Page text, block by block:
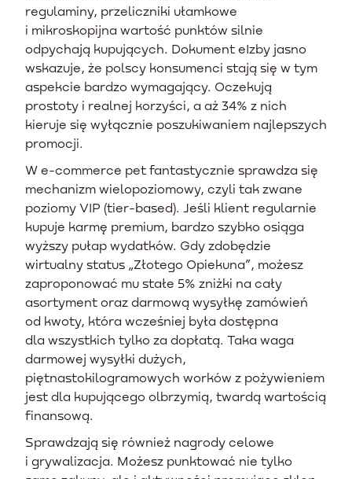
regulaminy, przeliczniki ułamkowe
i mikroskopijna wartość punktów silnie
odpychają kupujących. Dokument eIzby jasno
wskazuje, że polscy konsumenci stają się w tym
aspekcie bardzo wymagający. Oczekują
prostoty i realnej korzyści, a aż 34% z nich
kieruje się wyłącznie poszukiwaniem najlepszych
promocji.
W e-commerce pet fantastycznie sprawdza się
mechanizm wielopoziomowy, czyli tak zwane
poziomy VIP (tier-based). Jeśli klient regularnie
kupuje karmę premium, bardzo szybko osiąga
wyższy pułap wydatków. Gdy zdobędzie
wirtualny status „Złotego Opiekuna”, możesz
zaproponować mu stałe 5% zniżki na cały
asortyment oraz darmową wysyłkę zamówień
od kwoty, która wcześniej była dostępna
dla wszystkich tylko za dopłatą. Taka waga
darmowej wysyłki dużych,
piętnastokilogramowych worków z pożywieniem
jest dla kupującego olbrzymią, twardą wartością
finansową.
Sprawdzają się również nagrody celowe
i grywalizacja. Możesz punktować nie tylko